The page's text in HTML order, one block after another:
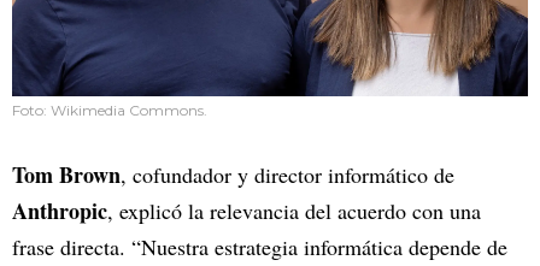
Foto: Wikimedia Commons.
Tom Brown, cofundador y director informático de
Anthropic, explicó la relevancia del acuerdo con una
frase directa. “Nuestra estrategia informática depende de